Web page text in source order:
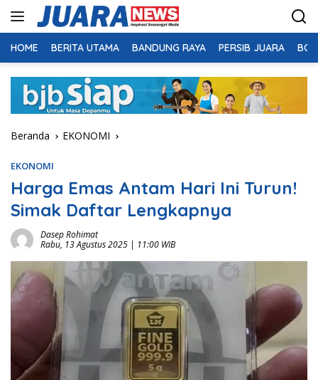
HOME BERITA UTAMA BANDUNG RAYA PERSIB JUARA
Beranda EKONOMI
EKONOMI
Harga Emas Antam Hari Ini Turun!
Simak Daftar Lengkapnya
Dasep Rohimat
Rabu, 13 Agustus 2025 | 11:00 WIB